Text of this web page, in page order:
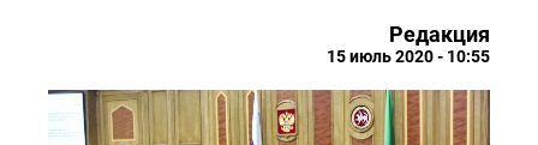
Редакция
15 июль 2020 - 10:55